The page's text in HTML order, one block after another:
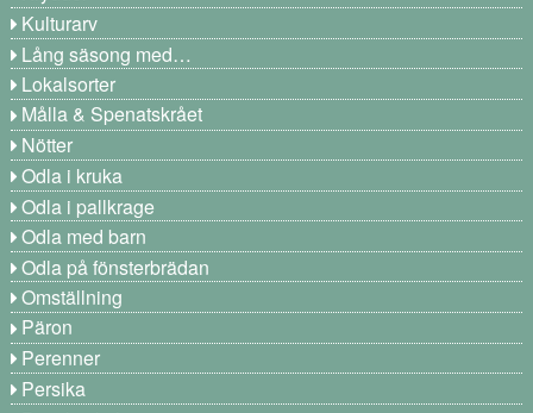
Kulturarv
Lång säsong med…
Lokalsorter
Målla & Spenatskrået
Nötter
Odla i kruka
Odla i pallkrage
Odla med barn
Odla på fönsterbrädan
Omställning
Päron
Perenner
Persika